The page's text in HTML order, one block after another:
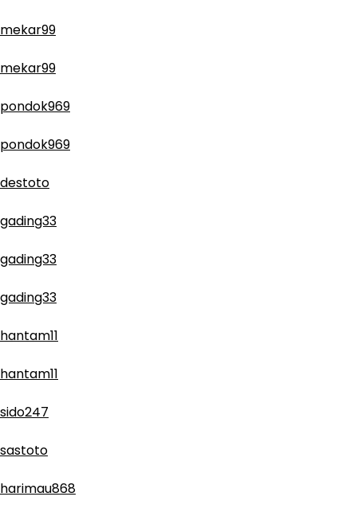
mekar99
mekar99
pondok969
pondok969
destoto
gading33
gading33
gading33
hantam11
hantam11
sido247
sastoto
harimau868